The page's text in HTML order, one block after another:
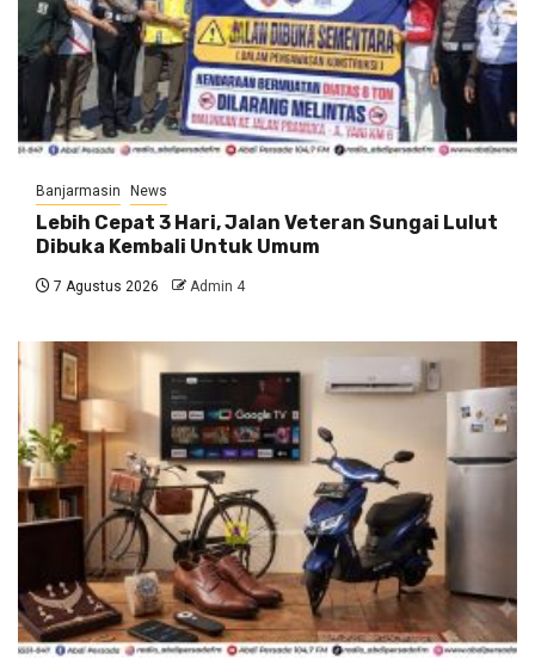
Banjarmasin News
Lebih Cepat 3 Hari, Jalan Veteran Sungai Lulut
Dibuka Kembali Untuk Umum
7 Agustus 2026 Admin 4